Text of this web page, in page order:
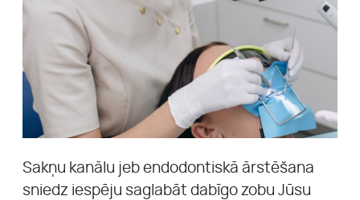
Sakņu kanālu jeb endodontiskā ārstēšana
sniedz iespēju saglabāt dabīgo zobu Jūsu